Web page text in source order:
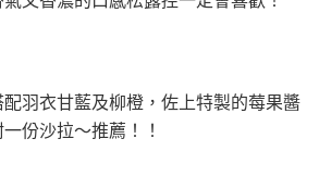
羽衣甘藍及柳橙，佐上特製的莓果醬
份沙拉～推薦！！